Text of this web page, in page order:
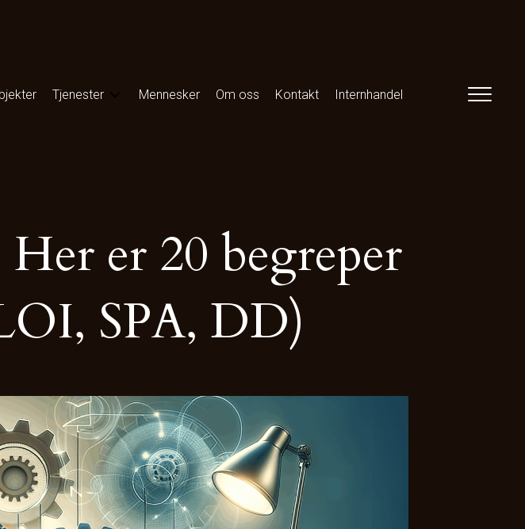
Tjenester Mennesker Om oss Kontakt Internhandel
er 20 begreper
SPA, DD)